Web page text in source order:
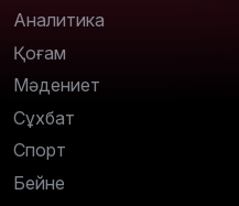
Аналитика
Қоғам
Мәдениет
Сұхбат
Спорт
Бейне